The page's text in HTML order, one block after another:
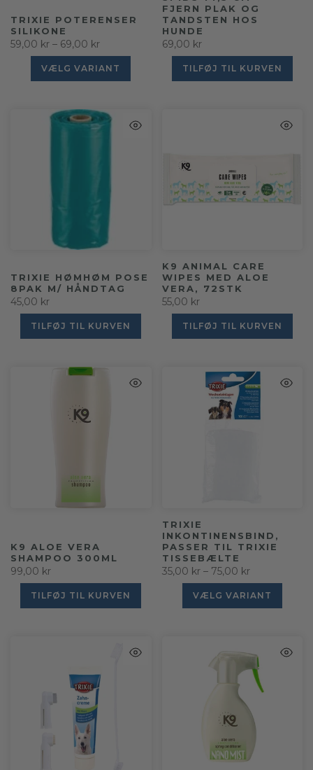
TRIXIE POTERENSER
SILIKONE
59,00 kr – 69,00 kr
VÆLG VARIANT
FJERN PLAK OG
TANDSTEN HOS
HUNDE
69,00 kr
TILFØJ TIL KURVEN
TRIXIE HØMHØM POSE
8PAK M/ HÅNDTAG
45,00 kr
TILFØJ TIL KURVEN
K9 ANIMAL CARE
WIPES MED ALOE
VERA, 72STK
55,00 kr
TILFØJ TIL KURVEN
K9 ALOE VERA
SHAMPOO 300ML
99,00 kr
TILFØJ TIL KURVEN
TRIXIE
INKONTINENSBIND,
PASSER TIL TRIXIE
TISSEBÆLTE
35,00 kr – 75,00 kr
VÆLG VARIANT